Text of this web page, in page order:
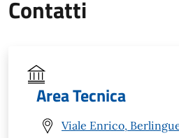
Contatti
Area Tecnica
Viale Enrico,